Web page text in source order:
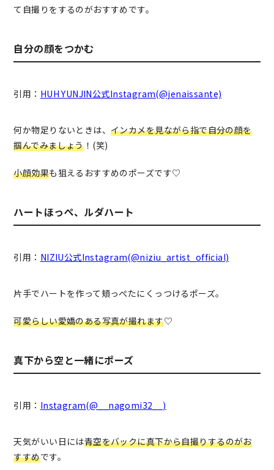
て自撮りをするのがおすすめです。
自分の顔をつかむ
引用： HUH YUNJIN公式Instagram(@jenaissante)
何か物足りないときは、インカメを見ながら指で自分の顔を
掴んでみましょう！(笑)
小顔効果も狙えるおすすめのポーズです♡
ハートほっぺ、ルダハート
引用： NIZIU公式Instagram(@niziu_artist_official)
片手でハートを作って頬っぺたにくっつけるポーズ。
可愛らしい愛嬌のある写真が撮れます♡
真下から空と一緒にポーズ
引用： Instagram(@__nagomi32__)
天気がいい日には青空をバックに真下から自撮りするのがお
すすめです。